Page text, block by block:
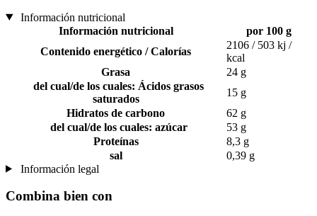
Información nutricional
Información nutricional
por 100 g
Contenido energético / Calorías
2106 / 503 kj /
kcal
Grasa
24 g
del cual/de los cuales: Ácidos grasos
saturados
15 g
Hidratos de carbono
62 g
del cual/de los cuales: azúcar
53 g
Proteínas
8,3 g
sal
0,39 g
Información legal
Combina bien con